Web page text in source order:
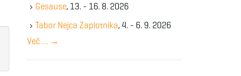
e
y
w
r
Gesause, 13. - 16. 8. 2026
Tabor Nejca Zaplotnika, 4. - 6. 9. 2026
Več … →